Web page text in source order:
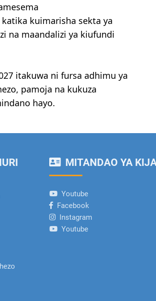
kuimarisha sekta ya
na maandalizi ya kiufundi
itakuwa ni fursa adhimu ya
pamoja na kukuza
hayo.
MITANDAO YA
Youtube
Facebook
Instagram
Youtube